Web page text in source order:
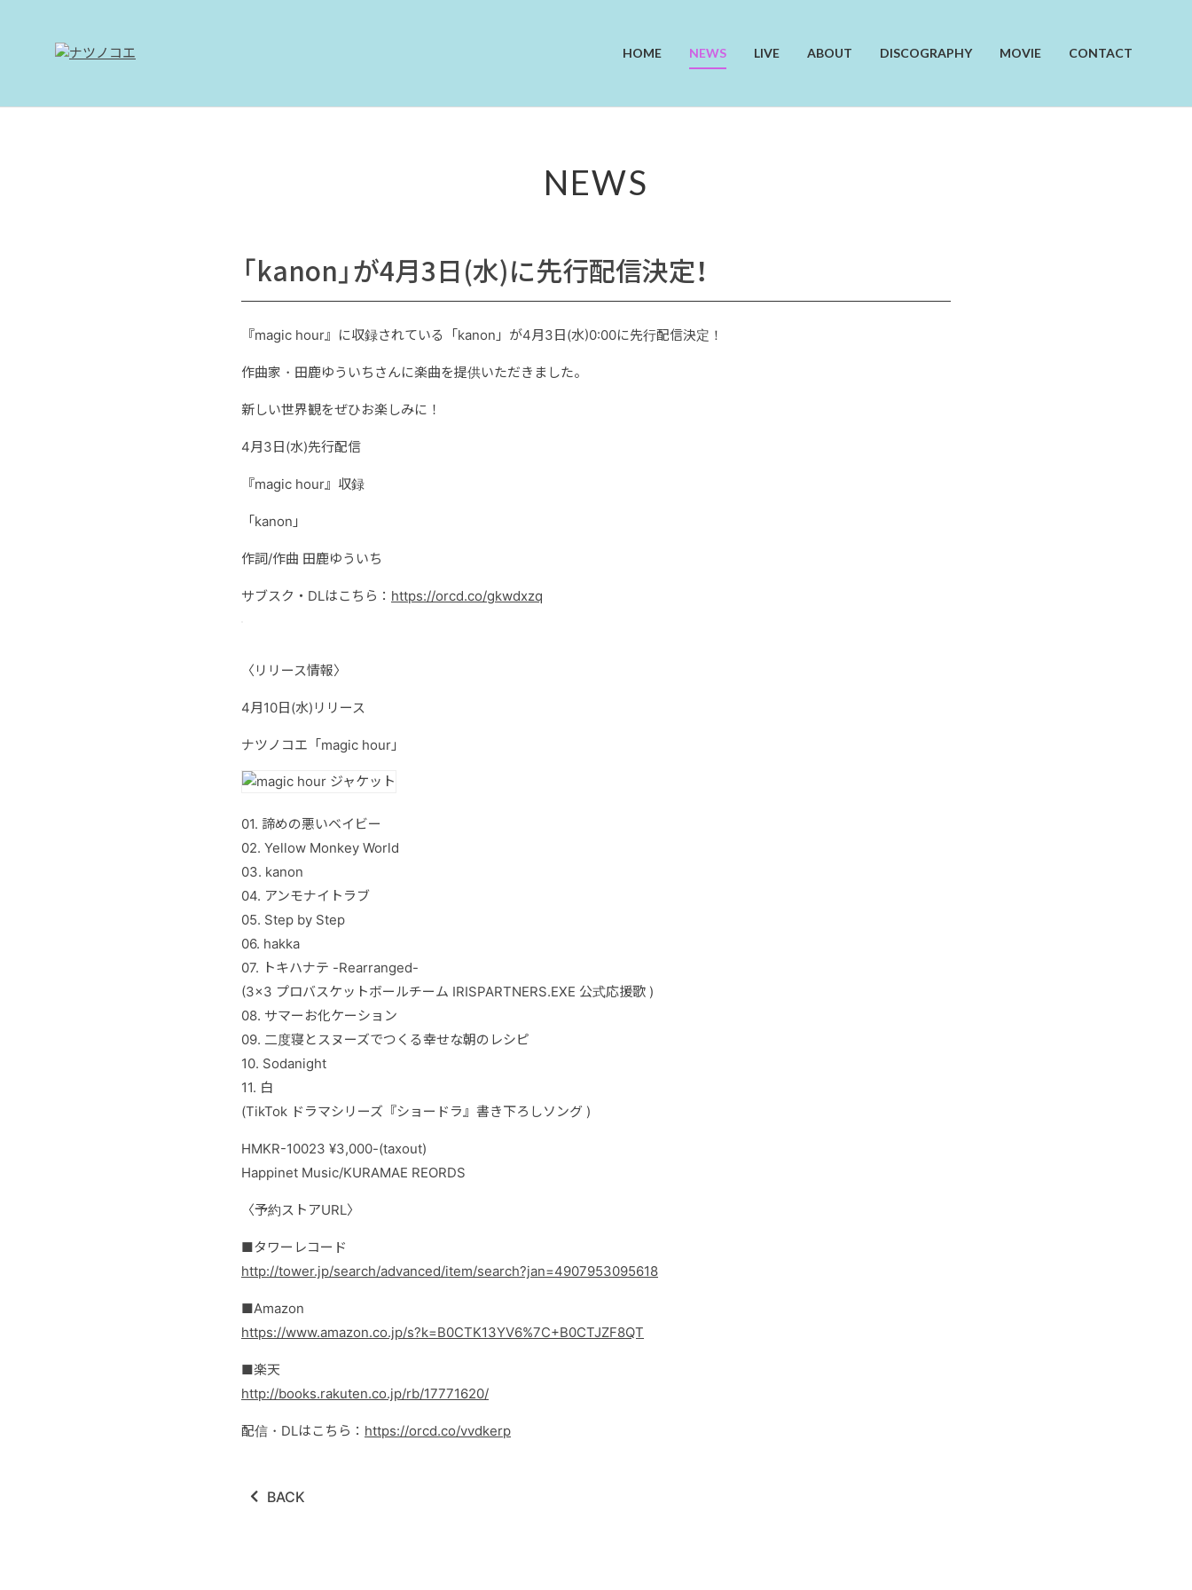
HOME NEWS LIVE ABOUT DISCOGRAPHY MOVIE CONTACT
NEWS
「kanon」が4月3日(水)に先行配信決定！
『magic hour』に収録されている「kanon」が4月3日(水)0:00に先行配信決定！
作曲家・田鹿ゆういちさんに楽曲を提供いただきました。
新しい世界観をぜひお楽しみに！
4月3日(水)先行配信
『magic hour』収録
「kanon」
作詞/作曲 田鹿ゆういち
サブスク・DLはこちら： https://orcd.co/gkwdxzq
〈リリース情報〉
4月10日(水)リリース
ナツノコエ「magic hour」
01. 諦めの悪いベイビー
02. Yellow Monkey World
03. kanon
04. アンモナイトラブ
05. Step by Step
06. hakka
07. トキハナテ -Rearranged-
(3×3 プロバスケットボールチーム IRISPARTNERS.EXE 公式応援歌 )
08. サマーお化ケーション
09. 二度寝とスヌーズでつくる幸せな朝のレシピ
10. Sodanight
11. 白
(TikTok ドラマシリーズ『ショードラ』書き下ろしソング )
HMKR-10023 ¥3,000-(taxout)
Happinet Music/KURAMAE REORDS
〈予約ストアURL〉
■タワーレコード
http://tower.jp/search/advanced/item/search?jan=4907953095618
■Amazon
https://www.amazon.co.jp/s?k=B0CTK13YV6%7C+B0CTJZF8QT
■楽天
http://books.rakuten.co.jp/rb/17771620/
配信・DLはこちら： https://orcd.co/vvdkerp
BACK